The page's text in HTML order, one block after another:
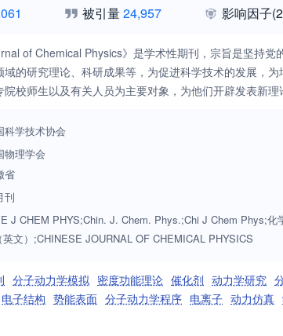
被引量24,957 影响因子
of Chemical Physics》是学术性期刊，宗旨是坚持
的研究理论、科研成果等，为促进科学技术的发展，
校师生以及有关人员为主要对象，为他们开辟发表新理
科学技术协会
物理学会
省
刊
J CHEM PHYS;Chin. J. Chem. Phys.;Chi J Chem Phys;化
文）;CHINESE JOURNAL OF CHEMICAL PHYSICS
分子动力学模拟 密度功能理论 催化剂 动力学研究
电子结构 势能表面 分子动力学程序 电离子 动力仿真